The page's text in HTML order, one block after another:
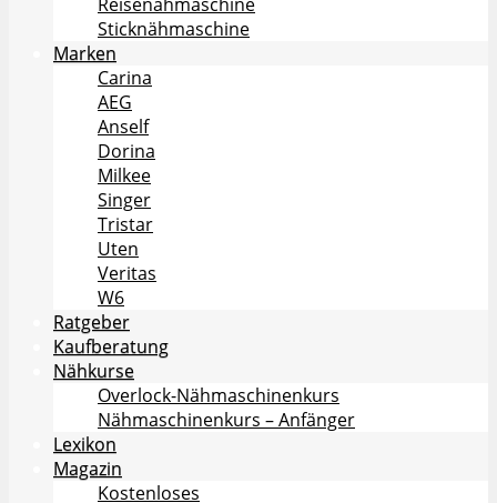
Sticknähmaschine
Marken
Carina
AEG
Anself
Dorina
Milkee
Singer
Tristar
Uten
Veritas
W6
Ratgeber
Kaufberatung
Nähkurse
Overlock-Nähmaschinenkurs
Nähmaschinenkurs – Anfänger
Lexikon
Magazin
Kostenloses